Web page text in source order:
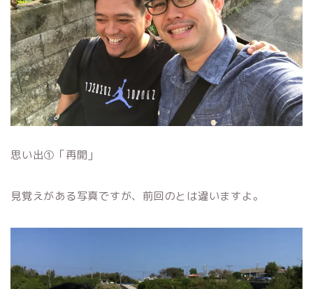
思い出①「再開」
見覚えがある写真ですが、前回のとは違いますよ。